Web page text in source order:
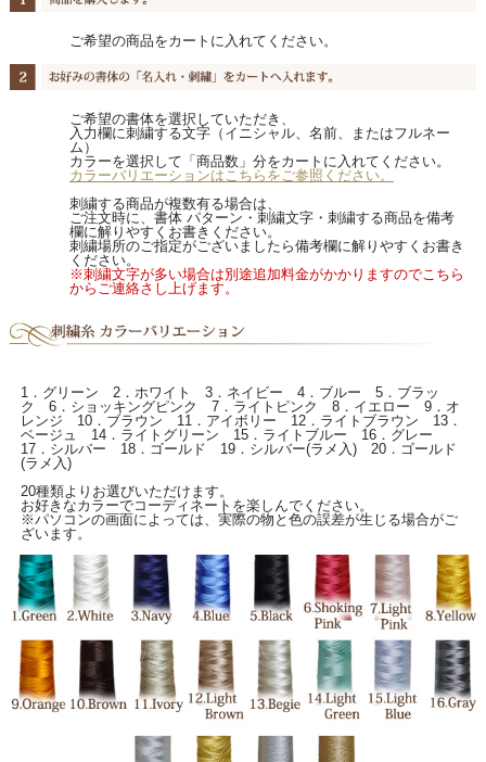
ご希望の商品をカートに入れてください。
ご希望の書体を選択していただき、
入力欄に刺繍する文字（イニシャル、名前、またはフルネー
ム）
カラーを選択して「商品数」分をカートに入れてください。
カラーバリエーションはこちらをご参照ください。
刺繍する商品が複数有る場合は、
ご注文時に、書体 パターン・刺繍文字・刺繍する商品を備考
欄に解りやすくお書きください。
刺繍場所のご指定がございましたら備考欄に解りやすくお書き
ください。
※刺繍文字が多い場合は別途追加料金がかかりますのでこちら
からご連絡さし上げます。
1．グリーン 2．ホワイト 3．ネイビー 4．ブルー 5．ブラッ
ク 6．ショッキングピンク 7．ライトピンク 8．イエロー 9．オ
レンジ 10．ブラウン 11．アイボリー 12．ライトブラウン 13．
ベージュ 14．ライトグリーン 15．ライトブルー 16．グレー
17．シルバー 18．ゴールド 19．シルバー(ラメ入) 20．ゴールド
(ラメ入)
20種類よりお選びいただけます。
お好きなカラーでコーディネートを楽しんでください。
※パソコンの画面によっては、実際の物と色の誤差が生じる場合がご
ざいます。